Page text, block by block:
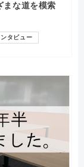
まな道を模索
ンタビュー